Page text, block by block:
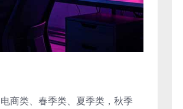
商类、春季类、夏季类，秋季